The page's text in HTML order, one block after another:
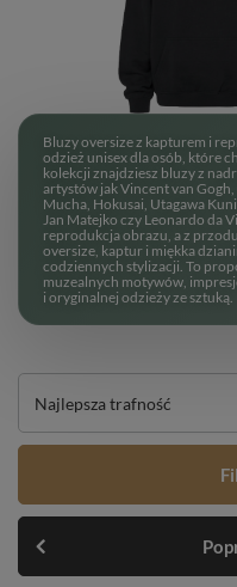
Bluzy oversize z kapturem i
odzież unisex dla osób, które
kolekcji znajdziesz bluzy z
artystów jak Vincent van
Mucha, Hokusai, Utagawa
Jan Matejko czy Leonardo da
reprodukcja obrazu, a z
oversize, kaptur i miękka
codziennych stylizacji. To
muzealnych motywów,
i oryginalnej odzieży ze sztuką.
Najlepsza trafność